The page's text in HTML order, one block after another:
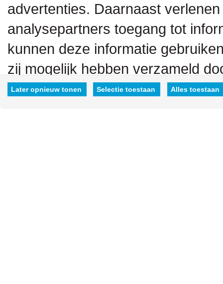
advertenties. Daarnaast
analysepartners toegang tot
kunnen deze informatie
zij mogelijk hebben verzameld
hen hebt verstrekt.
Later opnieuw tonen Selectie toestaan Alles toestaan